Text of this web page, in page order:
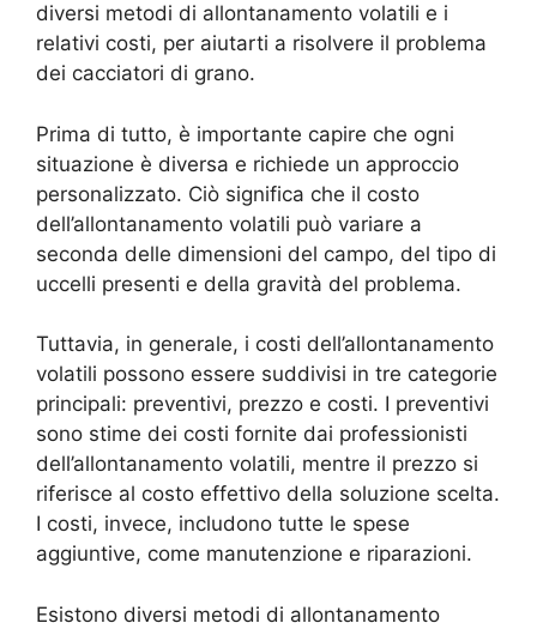
diversi metodi di allontanamento volatili e i
relativi costi, per aiutarti a risolvere il problema
dei cacciatori di grano.
Prima di tutto, è importante capire che ogni
situazione è diversa e richiede un approccio
personalizzato. Ciò significa che il costo
dell’allontanamento volatili può variare a
seconda delle dimensioni del campo, del tipo di
uccelli presenti e della gravità del problema.
Tuttavia, in generale, i costi dell’allontanamento
volatili possono essere suddivisi in tre categorie
principali: preventivi, prezzo e costi. I preventivi
sono stime dei costi fornite dai professionisti
dell’allontanamento volatili, mentre il prezzo si
riferisce al costo effettivo della soluzione scelta.
I costi, invece, includono tutte le spese
aggiuntive, come manutenzione e riparazioni.
Esistono diversi metodi di allontanamento